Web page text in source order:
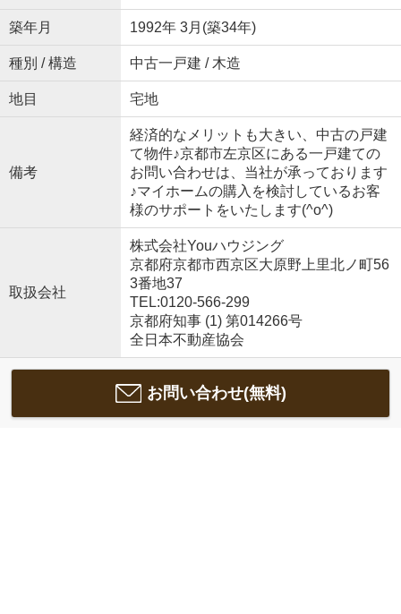
築年月 1992年 3月(築34年)
種別 / 構造 中古一戸建 / 木造
地目 宅地
備考
経済的なメリットも大きい、中古の戸建
て物件♪京都市左京区にある一戸建ての
お問い合わせは、当社が承っております
♪マイホームの購入を検討しているお客
様のサポートをいたします(^o^)
取扱会社
株式会社Youハウジング
京都府京都市西京区大原野上里北ノ町56
3番地37
TEL:0120-566-299
京都府知事 (1) 第014266号
全日本不動産協会
お問い合わせ(無料)